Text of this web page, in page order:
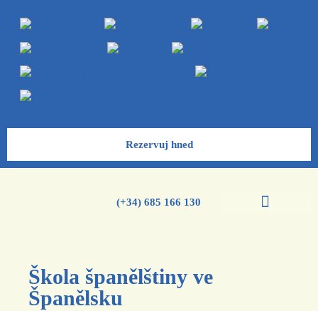
Rezervuj hned
(+34) 685 166 130
Škola španělštiny ve
Španělsku